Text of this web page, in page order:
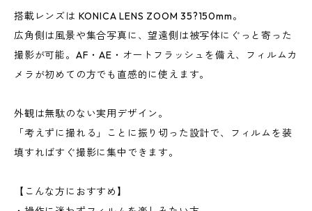
搭載レンズは KONICA LENS ZOOM 35?150mm。
広角側は風景や集合写真に、望遠側は被写体にぐっと寄った
撮影が可能。AF・AE・オートフラッシュを備え、フィルムカ
メラが初めての方でも直感的に使えます。
外観は無駄のない実用デザイン。
「考えずに撮れる」ことに振り切った設計で、フィルムを装
填すればすぐ撮影に集中できます。
【こんな方におすすめ】